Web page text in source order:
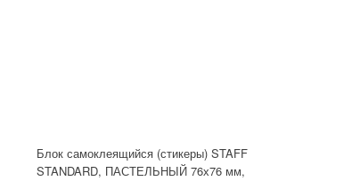
Блок самоклеящийся (стикеры) STAFF
STANDARD, ПАСТЕЛЬНЫЙ 76х76 мм,